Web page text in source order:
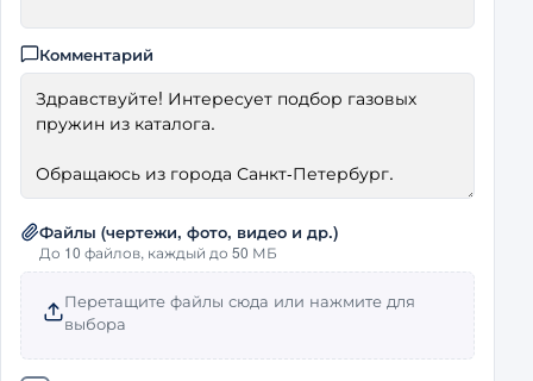
Комментарий
Файлы (чертежи, фото, видео и др.)
До 10 файлов, каждый до 50 МБ
Перетащите файлы сюда или нажмите для
выбора